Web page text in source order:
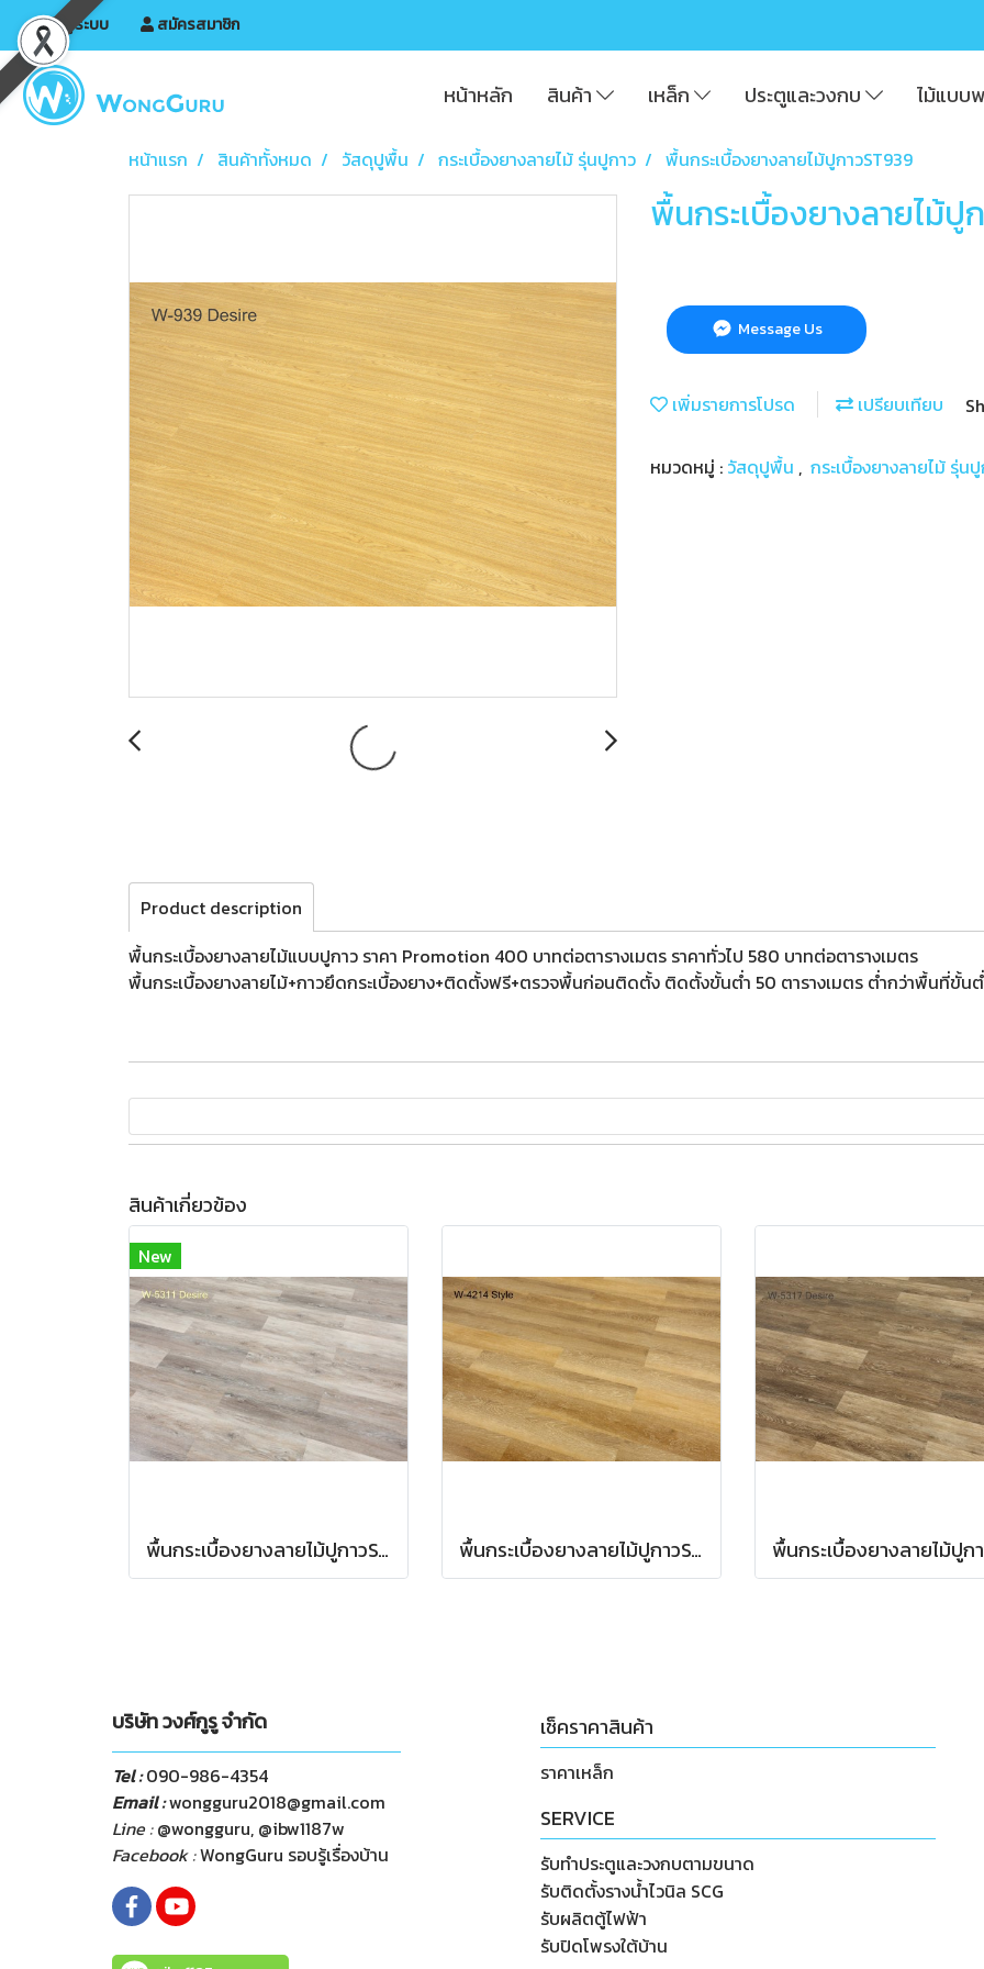
เข้าสู่ระบบ สมัครสมาชิก
หน้าหลัก สินค้า เหล็ก ประตูและวงกบ ไม้แบบ
หน้าแรก สินค้าทั้งหมด วัสดุปูพื้น กระเบื้องยางลายไม้ รุ่นปูกาว พื้นกระเบื้องยางลายไม้ปูกาวST939
พื้นกระเบื้องยางลายไม้ปู
Message Us
เพิ่มรายการโปรด เปรียบเทียบ
หมวดหมู่ : วัสดุปูพื้น , กระเบื้องยางลายไม้ รุ่น
Product description
พื้นกระเบื้องยางลายไม้แบบปูกาว ราคา Promotion 400 บาทต่อตารางเมตร ราคาทั่วไป 580 บาทต่อตารางเมตร
พื้นกระเบื้องยางลายไม้+กาวยึดกระเบื้องยาง+ติดตั้งฟรี+ตรวจพื้นก่อนติดตั้ง ติดตั้งขั้นต่ำ 50 ตารางเมตร ต่ำกว่าพื้นที่ขั้น
สินค้าเกี่ยวข้อง
New
พื้นกระเบื้องยางลายไม้ปูกาวST5311 พื้นกระเบื้องยางลายไม้ปูกาวST4214
บริษัท วงศ์กูรู จำกัด
Tel :090-986-4354
Email :wongguru2018@gmail.com
Line :@wongguru, @ibw1187w
Facebook :WongGuru รอบรู้เรื่องบ้าน
เช็คราคาสินค้า
ราคาเหล็ก
SERVICE
รับทำประตูและวงกบตามขนาด
รับติดตั้งรางน้ำไวนิล SCG
รับผลิตตู้ไฟฟ้า
รับปิดโพรงใต้บ้าน